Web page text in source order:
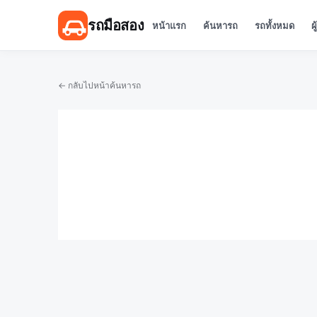
รถมือสอง หน้าแรก ค้นหารถ รถทั้งหมด
← กลับไปหน้าค้นหารถ